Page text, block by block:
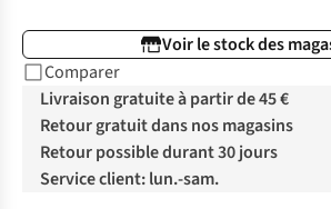
Voir le stock des
Comparer
Livraison gratuite à partir de 45 €
Retour gratuit dans nos magasins
Retour possible durant 30 jours
Service client: lun.-sam.